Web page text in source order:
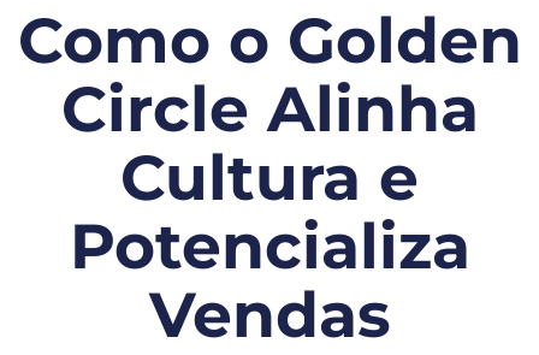
Como o Golden
Circle Alinha
Cultura e
Potencializa
Vendas